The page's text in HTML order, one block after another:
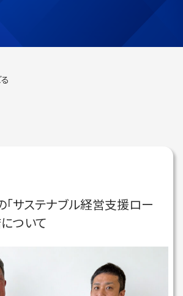
サステナブル経営支援ロー
ついて